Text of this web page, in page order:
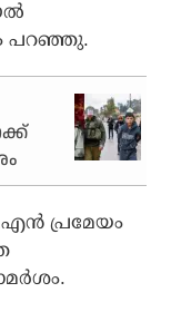
പറഞ്ഞു.
പ്രമേയം